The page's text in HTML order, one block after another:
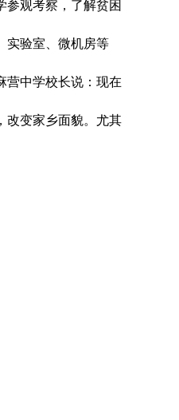
观考察，了解贫困
实验室、微机房等
营中学校长说：现在
改变家乡面貌。尤其